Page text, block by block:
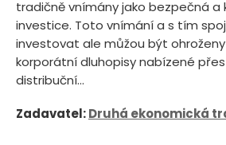
tradičně vnímány jako bezpečná a
investice. Toto vnímání a s tím
investovat ale můžou být
korporátní dluhopisy nabízené
distribuční...
Zadavatel:Druhá ekonomická